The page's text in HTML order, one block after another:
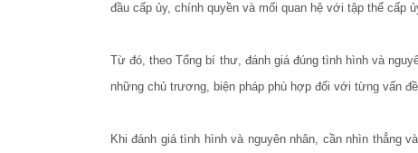
đầu cấp ủy, chính quyền và mối quan hệ với tập thể cấp
Từ đó, theo Tổng bí thư, đánh giá đúng tình hình và
những chủ trương, biện pháp phù hợp đối với từng vấn
Khi đánh giá tình hình và nguyên nhân, cần nhìn thẳng